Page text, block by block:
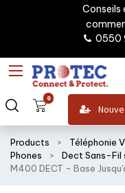
Conseils
0550
0
Products Téléphonie
Phones
Dect Sans-Fil
M400 DECT - Base